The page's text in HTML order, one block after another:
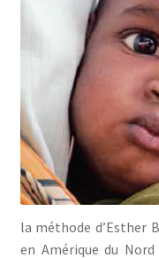
la méthode d’Esther
en Amérique du